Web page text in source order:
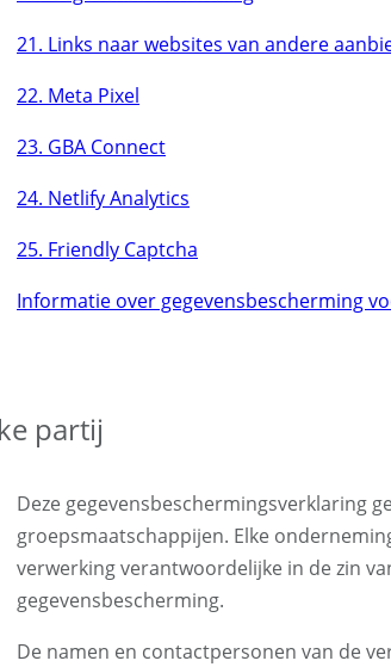
21. Links naar websites van andere
22. Meta Pixel
23. GBA Connect
24. Netlify Analytics
25. Friendly Captcha
Informatie over gegevensbescherming
partij
Deze gegevensbeschermingsverklaring
groepsmaatschappijen. Elke
verwerking verantwoordelijke in de zin
gegevensbescherming.
De namen en contactpersonen van de